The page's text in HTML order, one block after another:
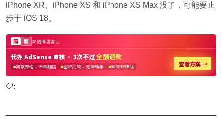
iPhone XR、iPhone XS 和 iPhone XS Max 没了，可能要止
步于 iOS 18。
: